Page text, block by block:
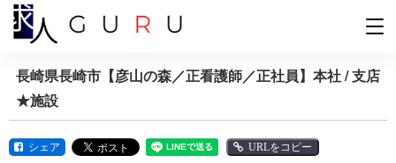
長崎県長崎市【彦山の森／正看護師／正社員】本社 / 支店
★施設
シェア URLをコピー